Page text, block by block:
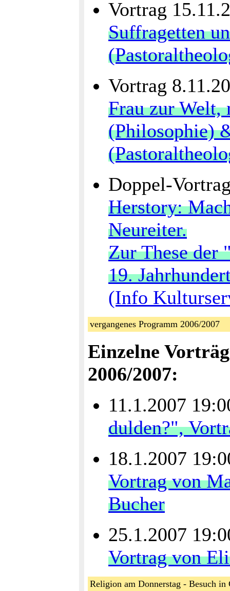
Vortrag
Suffragetten
Vortrag
Frau zur Welt,
(Philosophie)
Doppel-
Herstory:
Neureiter.
Zur These der
19.
(Info
vergangenes Programm 2006/2007
Einzelne
2006/2007:
11.1.2007
dulden?",
18.1.2007
Vortrag von
Bucher
25.1.2007
Vortrag von
Religion am Donnerstag - Besuch in